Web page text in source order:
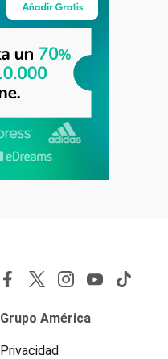
Grupo América
Privacidad